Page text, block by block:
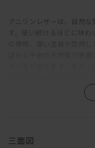
力ある座り心地に。背クッ
め座面幅が広く、3Pなら
は、背クッションを枕代
ている。これによりソファ
アニリンレザーは、自然
まり変わらず、汚れもつ
く違うため、革の素朴な
三面図